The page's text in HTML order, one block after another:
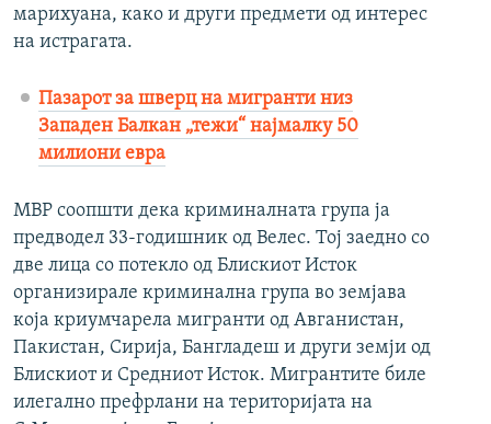
марихуана, како и други предмети од интерес
на истрагата.
Пазарот за шверц на мигранти низ
Западен Балкан „тежи“ најмалку 50
милиони евра
МВР соопшти дека криминалната група ја
предводел 33-годишник од Велес. Тој заедно со
две лица со потекло од Блискиот Исток
организирале криминална група во земјава
која криумчарела мигранти од Авганистан,
Пакистан, Сирија, Бангладеш и други земји од
Блискиот и Средниот Исток. Мигрантите биле
илегално префрлани на територијата на